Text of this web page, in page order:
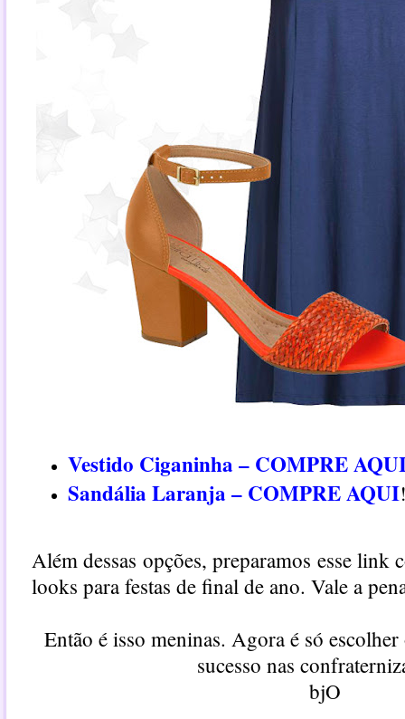
Vestido Ciganinha – COMPRE
Sandália Laranja – COMPRE AQUI
Além dessas opções, preparamos esse link
looks para festas de final de ano. Vale a
Então é isso meninas. Agora é só
sucesso nas
bjO